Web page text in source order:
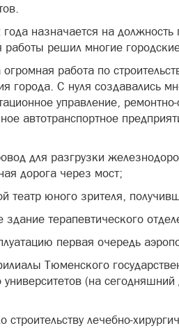
назначается на должность
работы решил многие
работа по
города. С нуля создавались
управление,
автотранспортное
для разгрузки
дорога через мост;
театр юного зрителя,
здание терапевтического
первая очередь
Тюменского
университетов (на
строительству лечебно-